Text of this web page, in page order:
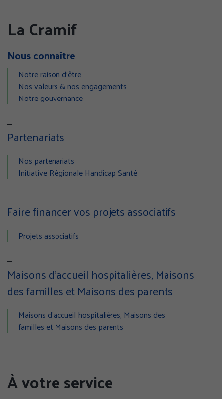
La Cramif
Nous connaître
Notre raison d’être
Nos valeurs & nos engagements
Notre gouvernance
Partenariats
Nos partenariats
Initiative Régionale Handicap Santé
Faire financer vos projets associatifs
Projets associatifs
Maisons d’accueil hospitalières, Maisons
des familles et Maisons des parents
Maisons d'accueil hospitalières, Maisons des
familles et Maisons des parents
À votre service